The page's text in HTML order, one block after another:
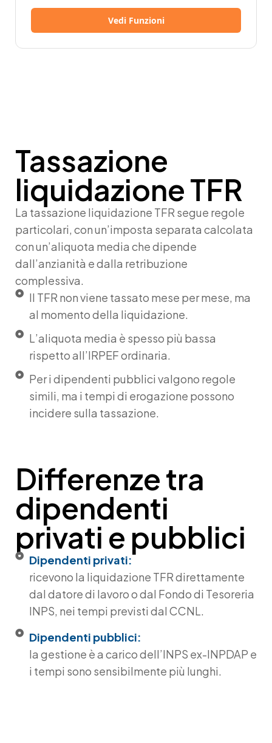
Vedi Funzioni
Tassazione
liquidazione TFR
La tassazione liquidazione TFR segue regole
particolari, con un’imposta separata calcolata
con un’aliquota media che dipende
dall’anzianità e dalla retribuzione
complessiva.
Il TFR non viene tassato mese per mese, ma
al momento della liquidazione.
L’aliquota media è spesso più bassa
rispetto all’IRPEF ordinaria.
Per i dipendenti pubblici valgono regole
simili, ma i tempi di erogazione possono
incidere sulla tassazione.
Differenze tra
dipendenti
privati e pubblici
Dipendenti privati:
ricevono la liquidazione TFR direttamente
dal datore di lavoro o dal Fondo di Tesoreria
INPS, nei tempi previsti dal CCNL.
Dipendenti pubblici:
la gestione è a carico dell’INPS ex-INPDAP e
i tempi sono sensibilmente più lunghi.